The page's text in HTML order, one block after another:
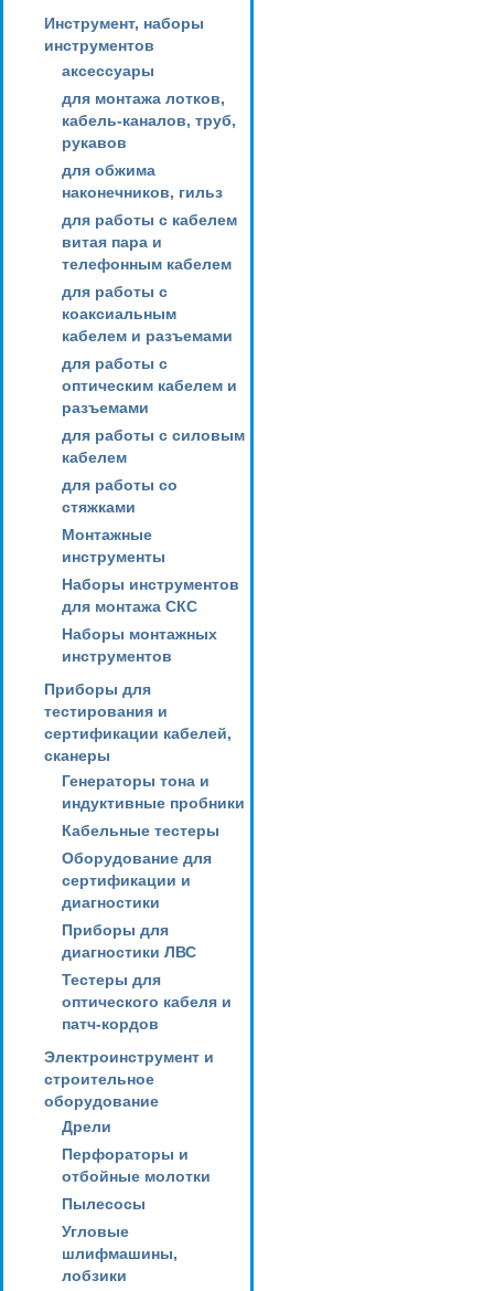
Инструмент, наборы
инструментов
аксессуары
для монтажа лотков,
кабель-каналов, труб,
рукавов
для обжима
наконечников, гильз
для работы с кабелем
витая пара и
телефонным кабелем
для работы с
коаксиальным
кабелем и разъемами
для работы с
оптическим кабелем и
разъемами
для работы с силовым
кабелем
для работы со
стяжками
Монтажные
инструменты
Наборы инструментов
для монтажа СКС
Наборы монтажных
инструментов
Приборы для
тестирования и
сертификации кабелей,
сканеры
Генераторы тона и
индуктивные пробники
Кабельные тестеры
Оборудование для
сертификации и
диагностики
Приборы для
диагностики ЛВС
Тестеры для
оптического кабеля и
патч-кордов
Электроинструмент и
строительное
оборудование
Дрели
Перфораторы и
отбойные молотки
Пылесосы
Угловые
шлифмашины,
лобзики